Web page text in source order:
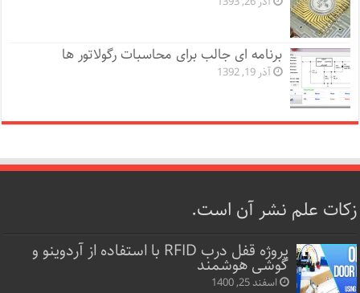
برنامه ای جالب برای محاسبات رگولاتور ها
آذر 19, 1392
زکات علم نشر آن است.
پروژه قفل‌ درب RFID با استفاده از آردوینو و
گوشی هوشمند
اسفند 25, 1400